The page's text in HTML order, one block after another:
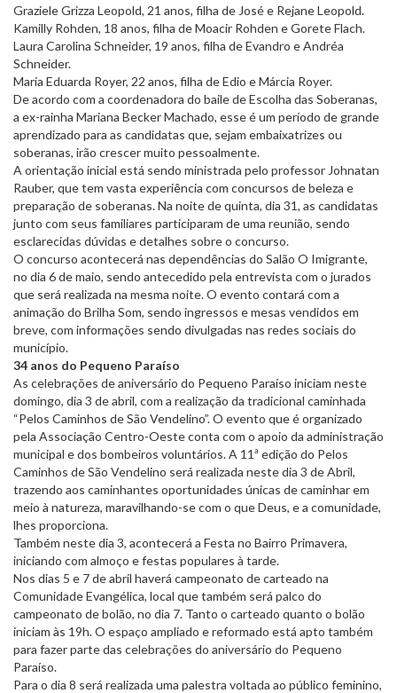
Graziele Grizza Leopold, 21 anos, filha de José e Rejane Leopold.
Kamilly Rohden, 18 anos, filha de Moacir Rohden e Gorete Flach.
Laura Carolina Schneider, 19 anos, filha de Evandro e Andréa
Schneider.
Maria Eduarda Royer, 22 anos, filha de Edio e Márcia Royer.
De acordo com a coordenadora do baile de Escolha das Soberanas,
a ex-rainha Mariana Becker Machado, esse é um período de grande
aprendizado para as candidatas que, sejam embaixatrizes ou
soberanas, irão crescer muito pessoalmente.
A orientação inicial está sendo ministrada pelo professor Johnatan
Rauber, que tem vasta experiência com concursos de beleza e
preparação de soberanas. Na noite de quinta, dia 31, as candidatas
junto com seus familiares participaram de uma reunião, sendo
esclarecidas dúvidas e detalhes sobre o concurso.
O concurso acontecerá nas dependências do Salão O Imigrante,
no dia 6 de maio, sendo antecedido pela entrevista com o jurados
que será realizada na mesma noite. O evento contará com a
animação do Brilha Som, sendo ingressos e mesas vendidos em
breve, com informações sendo divulgadas nas redes sociais do
município.
34 anos do Pequeno Paraíso
As celebrações de aniversário do Pequeno Paraíso iniciam neste
domingo, dia 3 de abril, com a realização da tradicional caminhada
“Pelos Caminhos de São Vendelino”. O evento que é organizado
pela Associação Centro-Oeste conta com o apoio da administração
municipal e dos bombeiros voluntários. A 11ª edição do Pelos
Caminhos de São Vendelino será realizada neste dia 3 de Abril,
trazendo aos caminhantes oportunidades únicas de caminhar em
meio à natureza, maravilhando-se com o que Deus, e a comunidade,
lhes proporciona.
Também neste dia 3, acontecerá a Festa no Bairro Primavera,
iniciando com almoço e festas populares à tarde.
Nos dias 5 e 7 de abril haverá campeonato de carteado na
Comunidade Evangélica, local que também será palco do
campeonato de bolão, no dia 7. Tanto o carteado quanto o bolão
iniciam às 19h. O espaço ampliado e reformado está apto também
para fazer parte das celebrações do aniversário do Pequeno
Paraíso.
Para o dia 8 será realizada uma palestra voltada ao público feminino,